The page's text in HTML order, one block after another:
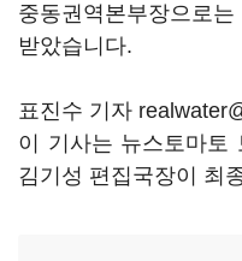
중동권역본부장으로
받았습니다.
표진수 기자
이 기사는 뉴스토마토
김기성 편집국장이 최